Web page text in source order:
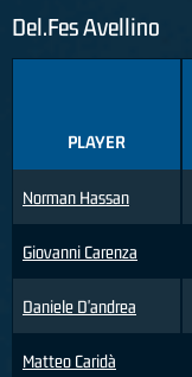
Del.Fes Avellino
PLAYER
Norman Hassan
Giovanni Carenza
Daniele D'andrea
Matteo Caridà